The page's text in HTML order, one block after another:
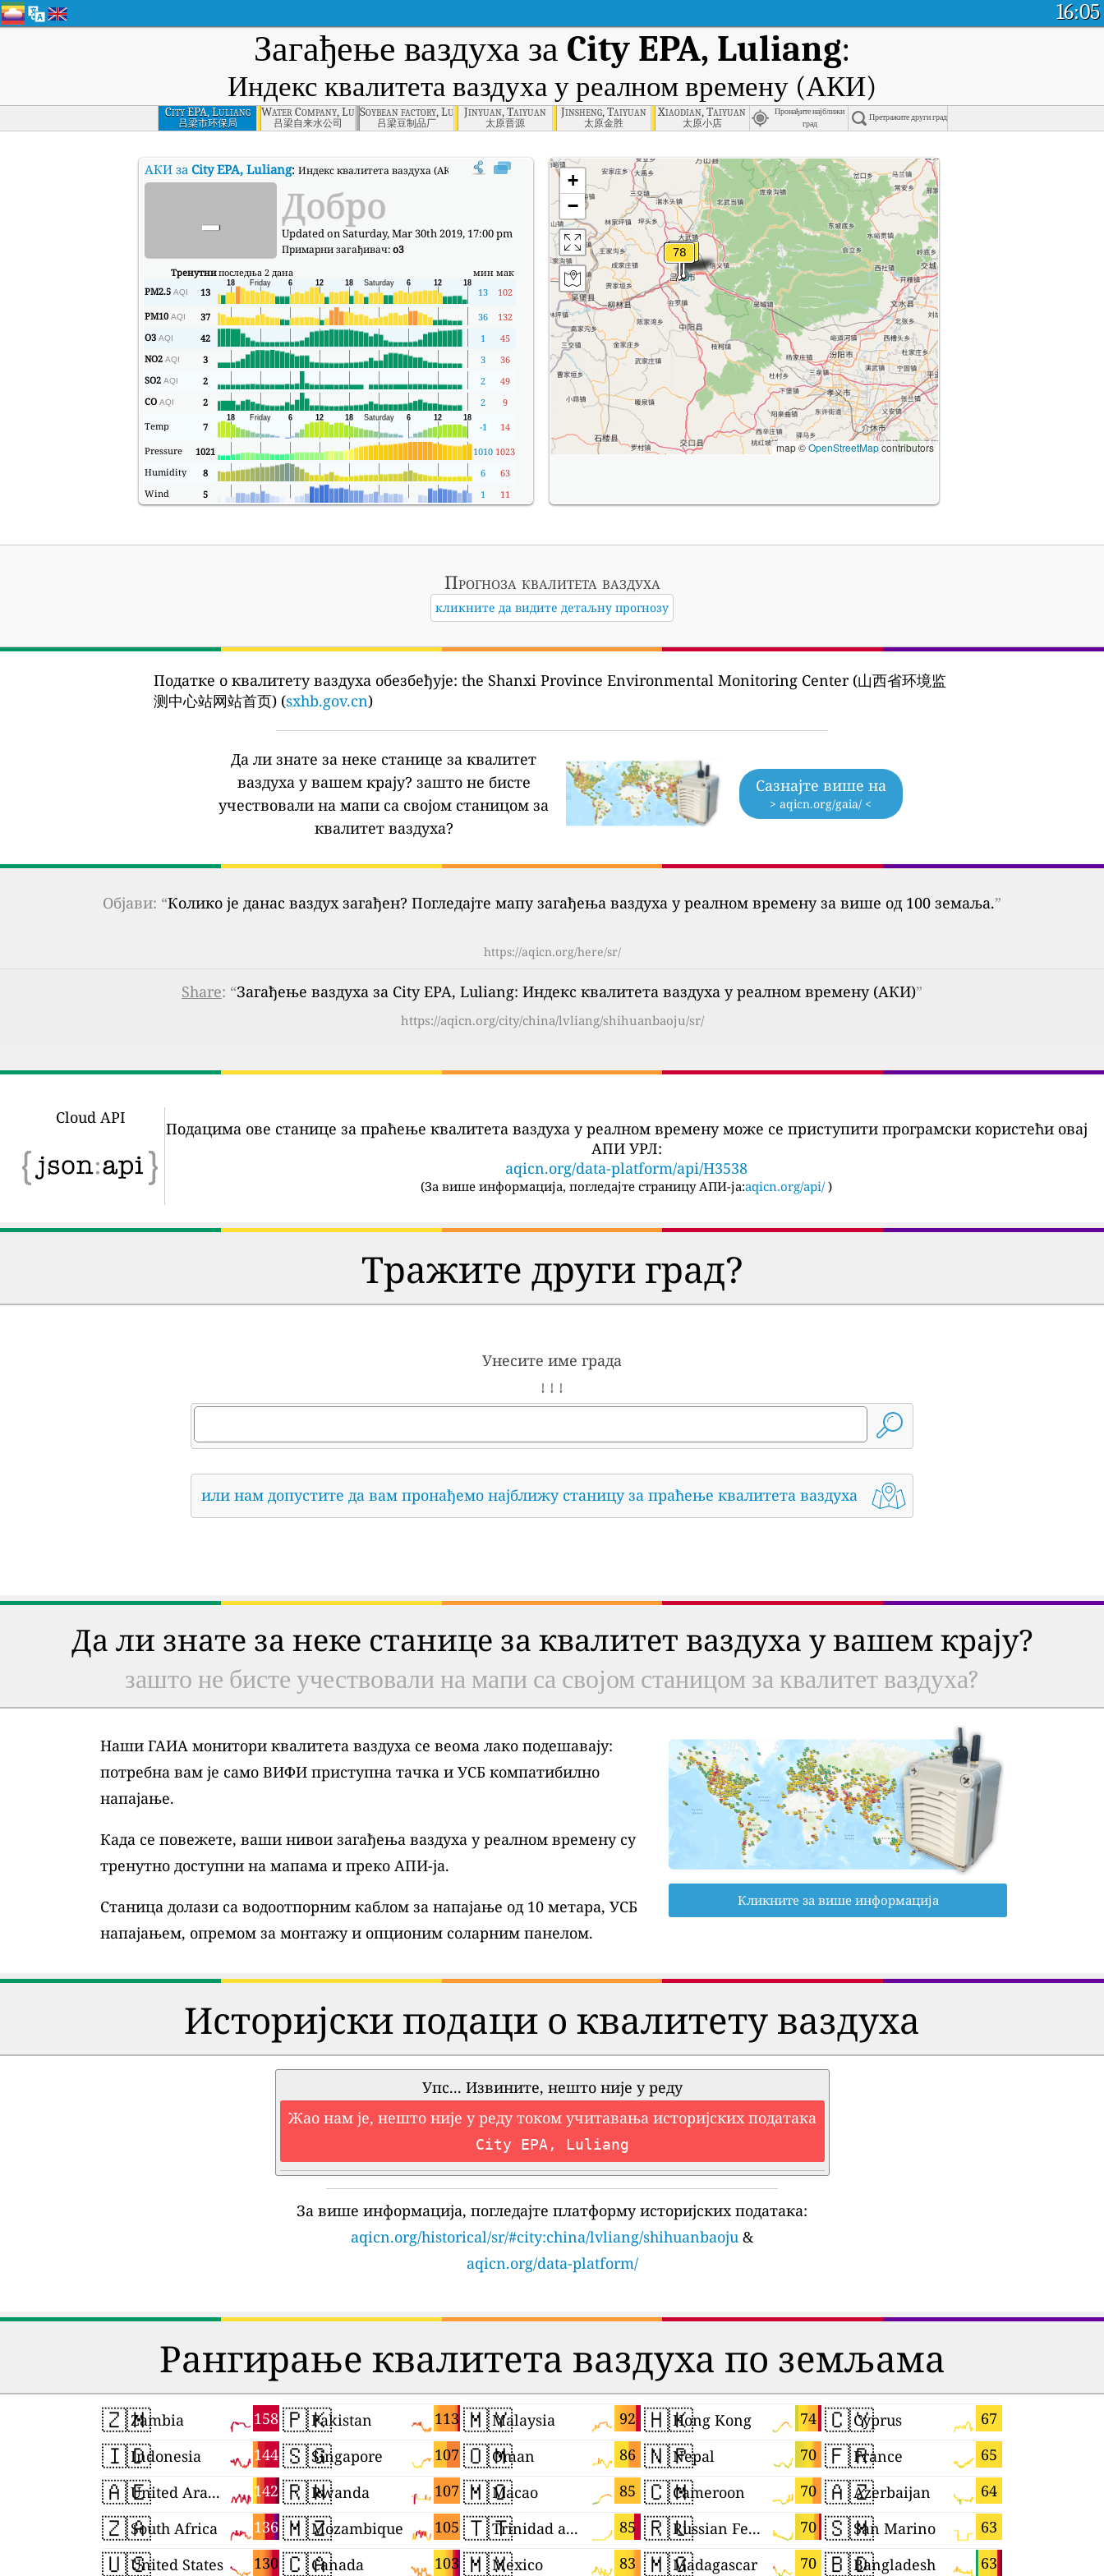
16:05
Загађење ваздуха за City EPA, Luliang:
Индекс квалитета ваздуха у реалном времену (АКИ)
City EPA, Luliang
吕梁市环保局
Water Company, Luliang
吕梁自来水公司
Soybean factory, Luliang
吕梁豆制品厂
Jinyuan, Taiyuan
太原晋源
Jinsheng, Taiyuan
太原金胜
Xiaodian, Taiyuan
太原小店
Пронађите најближи
град
Претражите други град
АКИ за City EPA, Luliang: Индекс квалитета ваздуха (АКИ) компаније City EPA, Luliang у реалном времену.
- Добро
Updated on Saturday, Mar 30th 2019, 17:00 pm
Примарни загађивач:o3
Тренутнипоследња 2 дана мин мак
PM2.5 AQI 13 13
102
PM10 AQI 37 36
132
O3 AQI 42 1
45
NO2 AQI 3 3
36
SO2 AQI 2 2
49
CO AQI 2 2
9
Temp
7 -1
14
Pressure
1021 1010 1023
Humidity
8 6
63
Wind
5 1 11
+
−
map ©OpenStreetMapcontributors
Прогноза квалитета ваздуха
кликните да видите детаљну прогнозу
Податке о квалитету ваздуха обезбеђује: the Shanxi Province Environmental Monitoring Center (山西省环境监
测中心站网站首页) (sxhb.gov.cn)
Да ли знате за неке станице за квалитет
ваздуха у вашем крају? зашто не бисте
учествовали на мапи са својом станицом за
квалитет ваздуха?
Сазнајте више на
> aqicn.org/gaia/ <
Објави: “Колико је данас ваздух загађен? Погледајте мапу загађења ваздуха у реалном времену за више од 100 земаља.”
https://aqicn.org/here/sr/
Share: “Загађење ваздуха за City EPA, Luliang: Индекс квалитета ваздуха у реалном времену (АКИ)”
https://aqicn.org/city/china/lvliang/shihuanbaoju/sr/
Cloud API
Подацима ове станице за праћење квалитета ваздуха у реалном времену може се приступити програмски користећи овај
АПИ УРЛ:
aqicn.org/data-platform/api/H3538
(За више информација, погледајте страницу АПИ-ја:aqicn.org/api/ )
Тражите други град?
Унесите име града
↓ ↓ ↓
или нам допустите да вам пронађемо најближу станицу за праћење квалитета ваздуха
Да ли знате за неке станице за квалитет ваздуха у вашем крају?
зашто не бисте учествовали на мапи са својом станицом за квалитет ваздуха?
Наши ГАИА монитори квалитета ваздуха се веома лако подешавају:
потребна вам је само ВИФИ приступна тачка и УСБ компатибилно
напајање.
Када се повежете, ваши нивои загађења ваздуха у реалном времену су
тренутно доступни на мапама и преко АПИ-ја.
Станица долази са водоотпорним каблом за напајање од 10 метара, УСБ
напајањем, опремом за монтажу и опционим соларним панелом.
Кликните за више информација
Историјски подаци о квалитету ваздуха
Упс... Извините, нешто није у реду
Жао нам је, нешто није у реду током учитавања историјских података
City EPA, Luliang
За више информација, погледајте платформу историјских података:
aqicn.org/historical/sr/#city:china/lvliang/shihuanbaoju &
aqicn.org/data-platform/
Рангирање квалитета ваздуха по земљама
🇿🇲 158
Zambia
🇮🇩 144
Indonesia
🇦🇪 142
United Arab Emirates
🇿🇦 136
South Africa
🇺🇸 130
United States
🇵🇰 113
Pakistan
🇸🇬 107
Singapore
🇷🇼 107
Rwanda
🇲🇿 105
Mozambique
🇨🇦 103
Canada
🇲🇾 92
Malaysia
🇴🇲 86
Oman
🇲🇴 85
Macao
🇹🇹 85
Trinidad and Tobago
🇲🇽 83
Mexico
🇭🇰 74
Hong Kong
🇳🇵 70
Nepal
🇨🇲 70
Cameroon
🇷🇺 70
Russian Federation
🇲🇬 70
Madagascar
🇨🇾 67
Cyprus
🇫🇷 65
France
🇦🇿 64
Azerbaijan
🇸🇲 63
San Marino
🇧🇩 63
Bangladesh